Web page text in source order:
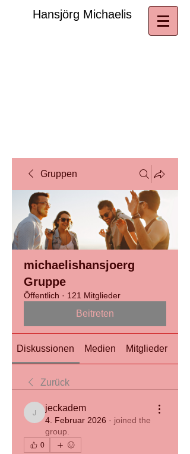
​Hansjörg Michaelis
Gruppen
michaelishansjoerg
Gruppe
Öffentlich · 121 Mitglieder
Beitreten
Diskussionen Medien Mitglieder
Zurück
jeckadem
jeckadem
4. Februar 2026 · joined the
group.
0